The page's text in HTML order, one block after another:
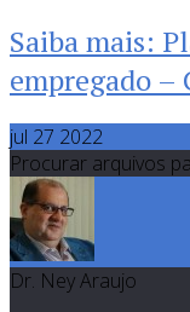
Saiba mais:
empregado –
jul 27 2022
Procurar arquivos
Dr. Ney Araujo